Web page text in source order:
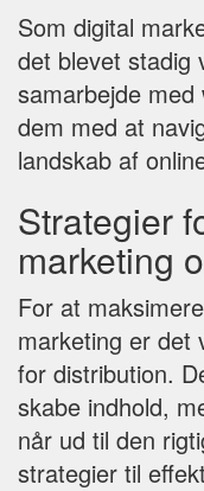
Som digital
det blevet stadig
samarbejde
dem med at
landskab af
Strategier
marketing
For at
marketing er det
for distribution.
skabe indhold,
når ud til den
strategier til